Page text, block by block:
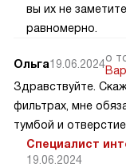
вы их не
равномерно.
Ольга19.06.2024о
Здравствуйте.
фильтрах, мне
тумбой и
Специалист
19.06.2024